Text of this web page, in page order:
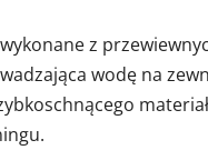
z
wodę na